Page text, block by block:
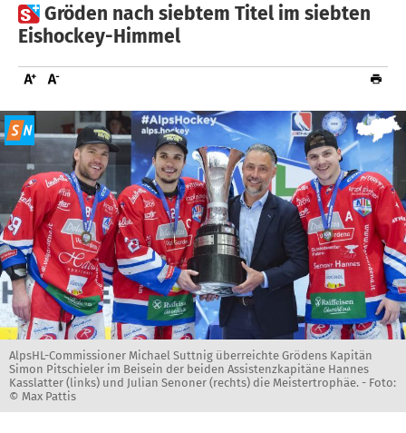
Gröden nach siebtem Titel im siebten
Eishockey-Himmel
AlpsHL-Commissioner Michael Suttnig überreichte Grödens Kapitän
Simon Pitschieler im Beisein der beiden Assistenzkapitäne Hannes
Kasslatter (links) und Julian Senoner (rechts) die Meistertrophäe. - Foto:
© Max Pattis